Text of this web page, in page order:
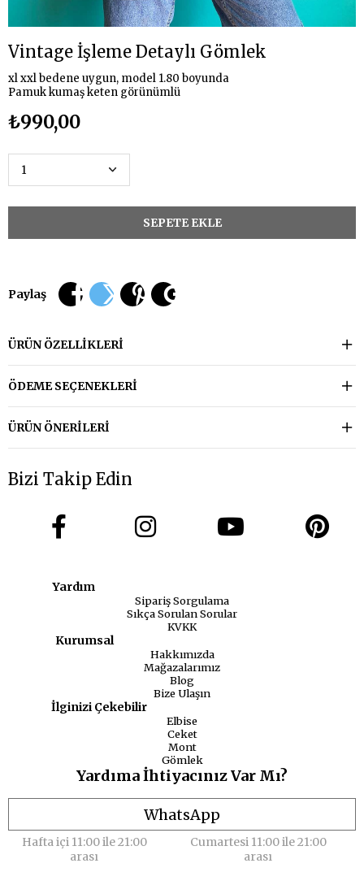
Vintage İşleme Detaylı Gömlek
xl xxl bedene uygun, model 1.80 boyunda
Pamuk kumaş keten görünümlü
₺990,00
Paylaş
ÜRÜN ÖZELLIKLERI
ÖDEME SEÇENEKLERI
ÜRÜN ÖNERILERI
Bizi Takip Edin
Yardım
Sipariş Sorgulama
Sıkça Sorulan Sorular
KVKK
Kurumsal
Hakkımızda
Mağazalarımız
Blog
Bize Ulaşın
İlginizi Çekebilir
Elbise
Ceket
Mont
Gömlek
Yardıma İhtiyacınız Var Mı?
WhatsApp
Hafta içi 11:00 ile 21:00
arası
Cumartesi 11:00 ile 21:00
arası